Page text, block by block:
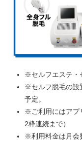
※セルフエステ・
※セルフ脱毛の設
予定。
※ご利用にはアプ
2枠連続まで）
※利用料金は月会